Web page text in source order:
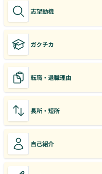
志望動機
ガクチカ
転職・退職理由
長所・短所
自己紹介